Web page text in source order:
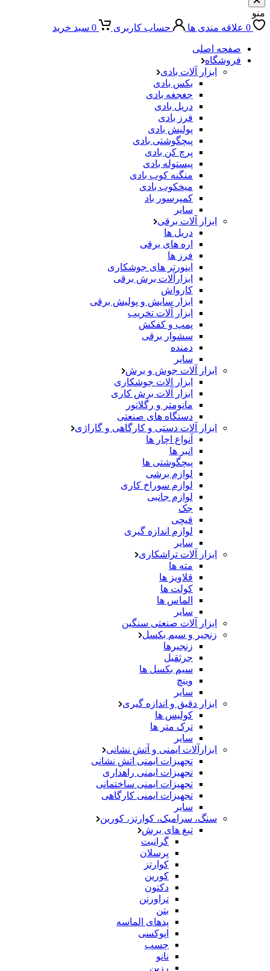
منو
0 علاقه مندی ها حساب کاربری 0 سبد خرید
صفحه اصلی
فروشگاه
ابزار آلات بادی
بکس بادی
جغجغه بادی
دریل بادی
فرز بادی
پولیش بادی
پیچگوشتی بادی
پرچ کن بادی
پیستوله بادی
منگنه کوب بادی
میخکوب بادی
کمپرسور باد
سایر
ابزار آلات برقی
دریل ها
اره های برقی
فرز ها
اینورتر های جوشکاری
ابزارآلات برش برقی
کارواش
ابزار سایش و پولیش برقی
ابزار آلات تخریب
پمپ و کفکش
سشوار برقی
دمنده
سایر
ابزار آلات جوش و برش
ابزار الات جوشکاری
ابزار آلات برش کاری
مانومتر و رگلاتور
دستگاه های صنعتی
ابزار آلات دستی و کارگاهی و گاراژی
آنواع اچار ها
انبر ها
پیچگوشتی ها
لوازم برشی
لوازم سوراخ کاری
لوازم جانبی
جک
قیچی
لوازم اندازه گیری
سایر
ابزار آلات تراشکاری
مته ها
قلاویز ها
کولت ها
الماس ها
سایر
ابزار آلات صنعتی سنگین
زنجیر و سیم بکسل
زنجیرها
جرثقیل
سیم بکسل ها
وینچ
سایر
ابزار دقیق و اندازه گیری
کولیس ها
ترک متر ها
سایر
ابزارآلات ایمنی و آتش نشانی
تجهیزات ایمنی اتش نشانی
تجهیزات ایمنی راهداری
تجهیزات ایمنی ساختمانی
تجهیزات ایمنی کارگاهی
سایر
سنگ، سرامیک، کوارتز، کورین
تیغ های برش
گرانیت
پرسلان
کوارتز
کورین
دکتون
تراورتن
بتن
پدهای الماسه
اپوکسی
چسب
نانو
رزین